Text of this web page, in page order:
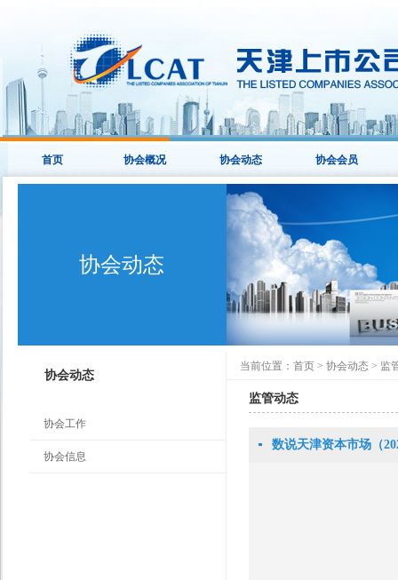
首页 协会概况 协会动态 协会会员
协会动态
协会动态
协会工作
协会信息
当前位置： 首页 > 协会动态 > 监
监管动态
数说天津资本市场（